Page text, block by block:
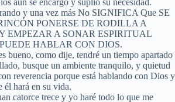
y una vez más No SIGNIFICA Que SE
PONERSE DE RODILLA A
EMPEZAR A SONAR ESPIRITUAL
HABLAR CON DIOS.
bueno, como dije, tendré un tiempo apartado
busque un ambiente tranquilo, y quietud
reverencia porque está hablando con Dios y
él hará en su vida.
catorce trece y yo haré todo lo que me